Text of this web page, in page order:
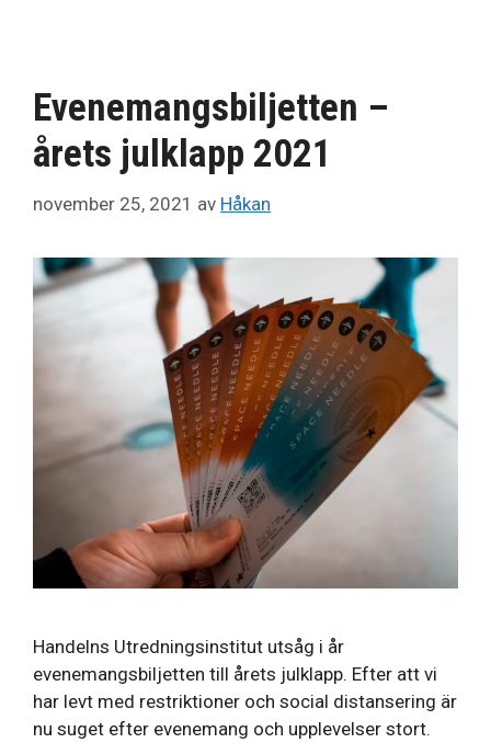
Evenemangsbiljetten –
årets julklapp 2021
november 25, 2021 av Håkan
Handelns Utredningsinstitut utsåg i år
evenemangsbiljetten till årets julklapp. Efter att vi
har levt med restriktioner och social distansering är
nu suget efter evenemang och upplevelser stort.